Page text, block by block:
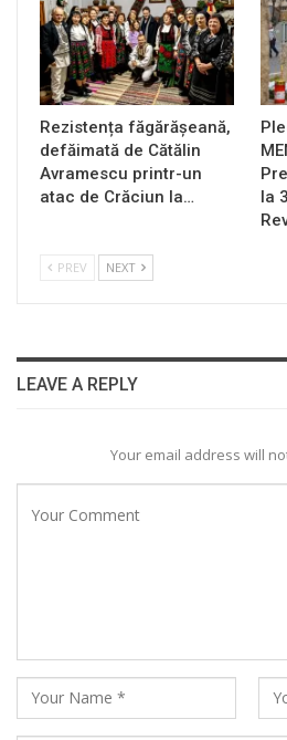
Rezistența făgărășeană,
defăimată de Cătălin
Avramescu printr-un
atac de Crăciun la…
la
PREV NEXT
LEAVE A REPLY
Your email address will